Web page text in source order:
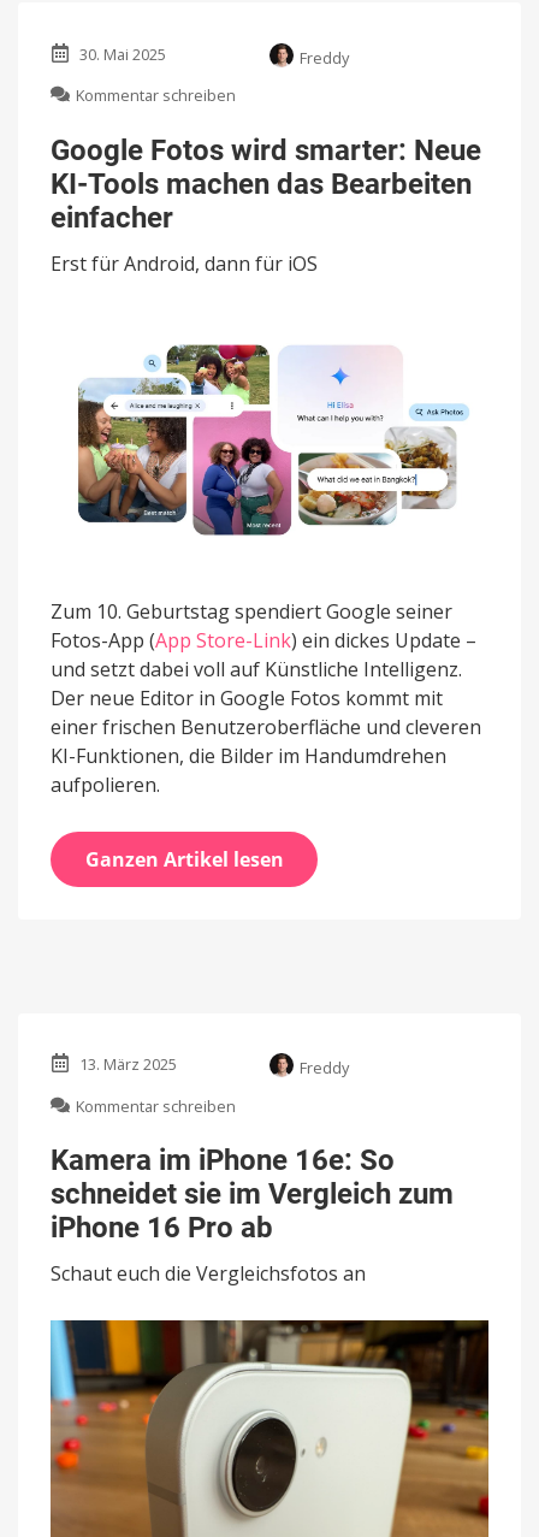
30. Mai 2025
Freddy
Kommentar schreiben
Fotos
wird
smarter:
Tools
einfacher
Google Fotos wird smarter: Neue
KI-Tools machen das Bearbeiten
einfacher
Erst für Android, dann für iOS
Zum 10. Geburtstag spendiert Google seiner
Fotos-App (App Store-Link) ein dickes Update –
und setzt dabei voll auf Künstliche Intelligenz.
Der neue Editor in Google Fotos kommt mit
einer frischen Benutzeroberfläche und cleveren
KI-Funktionen, die Bilder im Handumdrehen
aufpolieren.
Ganzen Artikel lesen
13. März 2025
Freddy
Kommentar schreiben
im
iPhone
16e:
So
schneidet
sie
im
zum
iPhone
16
ab
Kamera im iPhone 16e: So
schneidet sie im Vergleich zum
iPhone 16 Pro ab
Schaut euch die Vergleichsfotos an